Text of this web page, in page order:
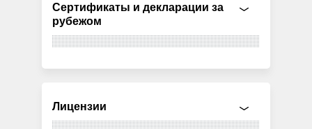
Сертификаты и декларации за
рубежом
Лицензии